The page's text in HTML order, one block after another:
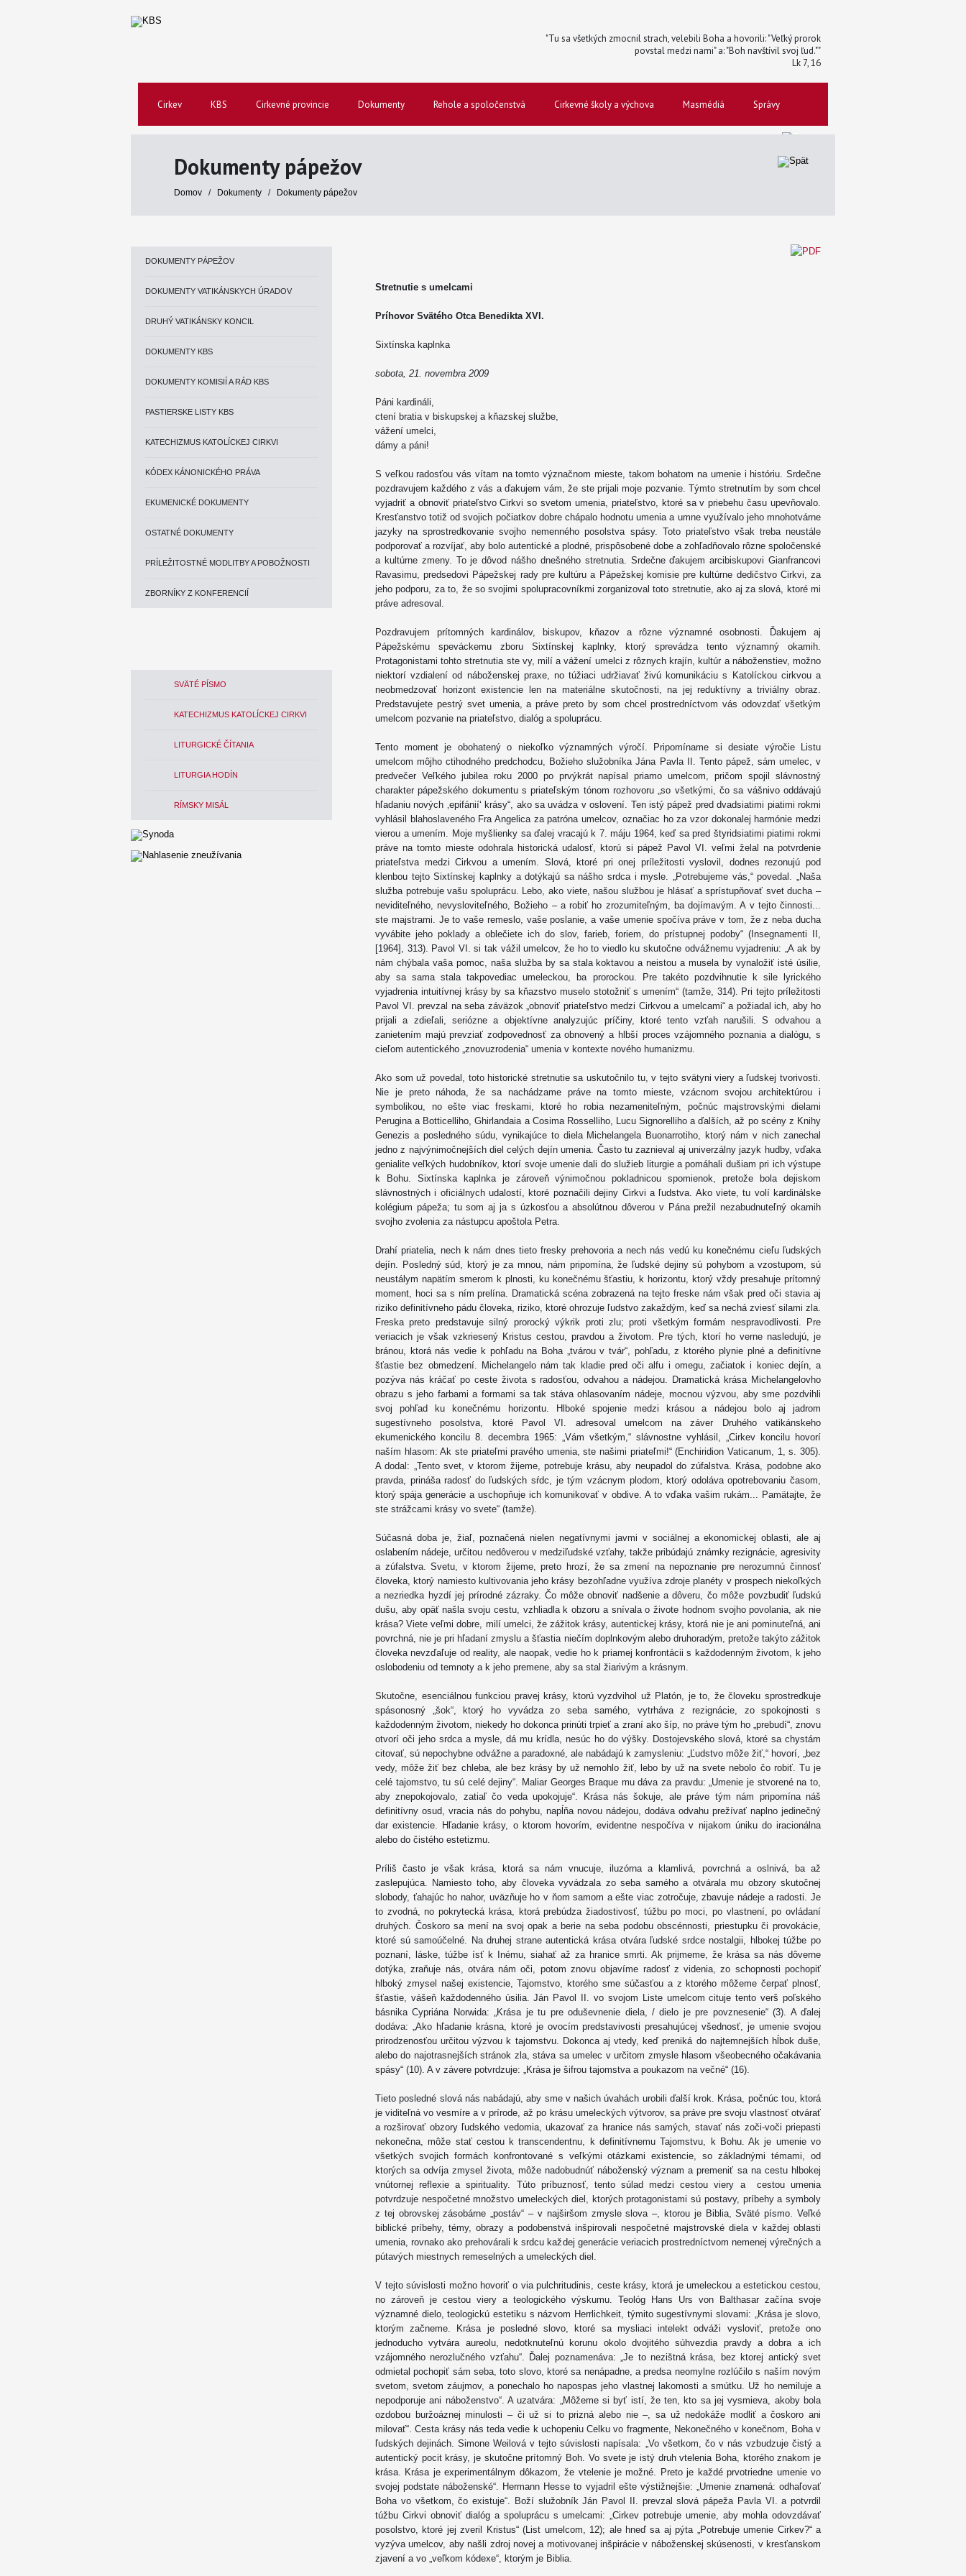
"Tu sa všetkých zmocnil strach, velebili Boha a hovorili: "Veľký prorok
povstal medzi nami" a: "Boh navštívil svoj ľud.""
Lk 7, 16
Cirkev KBS Cirkevné provincie Dokumenty Rehole a spoločenstvá Cirkevné školy a výchova Masmédiá Správy
Dokumenty pápežov
Domov / Dokumenty / Dokumenty pápežov
DOKUMENTY PÁPEŽOV
DOKUMENTY VATIKÁNSKYCH ÚRADOV
DRUHÝ VATIKÁNSKY KONCIL
DOKUMENTY KBS
DOKUMENTY KOMISIÍ A RÁD KBS
PASTIERSKE LISTY KBS
KATECHIZMUS KATOLÍCKEJ CIRKVI
KÓDEX KÁNONICKÉHO PRÁVA
EKUMENICKÉ DOKUMENTY
OSTATNÉ DOKUMENTY
PRÍLEŽITOSTNÉ MODLITBY A POBOŽNOSTI
ZBORNÍKY Z KONFERENCIÍ
SVÄTÉ PÍSMO
KATECHIZMUS KATOLÍCKEJ CIRKVI
LITURGICKÉ ČÍTANIA
LITURGIA HODÍN
RÍMSKY MISÁL
Stretnutie s umelcami
Príhovor Svätého Otca Benedikta XVI.
Sixtínska kaplnka
sobota, 21. novembra 2009
Páni kardináli,
ctení bratia v biskupskej a kňazskej službe,
vážení umelci,
dámy a páni!
S veľkou radosťou vás vítam na tomto význačnom mieste, takom bohatom na umenie i históriu. Srdečne
pozdravujem každého z vás a ďakujem vám, že ste prijali moje pozvanie. Týmto stretnutím by som chcel
vyjadriť a obnoviť priateľstvo Cirkvi so svetom umenia, priateľstvo, ktoré sa v priebehu času upevňovalo.
Kresťanstvo totiž od svojich počiatkov dobre chápalo hodnotu umenia a umne využívalo jeho mnohotvárne
jazyky na sprostredkovanie svojho nemenného posolstva spásy. Toto priateľstvo však treba neustále
podporovať a rozvíjať, aby bolo autentické a plodné, prispôsobené dobe a zohľadňovalo rôzne spoločenské
a kultúrne zmeny. To je dôvod nášho dnešného stretnutia. Srdečne ďakujem arcibiskupovi Gianfrancovi
Ravasimu, predsedovi Pápežskej rady pre kultúru a Pápežskej komisie pre kultúrne dedičstvo Cirkvi, za
jeho podporu, za to, že so svojimi spolupracovníkmi zorganizoval toto stretnutie, ako aj za slová, ktoré mi
práve adresoval.
Pozdravujem prítomných kardinálov, biskupov, kňazov a rôzne významné osobnosti. Ďakujem aj
Pápežskému speváckemu zboru Sixtínskej kaplnky, ktorý sprevádza tento významný okamih.
Protagonistami tohto stretnutia ste vy, milí a vážení umelci z rôznych krajín, kultúr a náboženstiev, možno
niektorí vzdialení od náboženskej praxe, no túžiaci udržiavať živú komunikáciu s Katolíckou cirkvou a
neobmedzovať horizont existencie len na materiálne skutočnosti, na jej reduktívny a triviálny obraz.
Predstavujete pestrý svet umenia, a práve preto by som chcel prostredníctvom vás odovzdať všetkým
umelcom pozvanie na priateľstvo, dialóg a spoluprácu.
Tento moment je obohatený o niekoľko významných výročí. Pripomíname si desiate výročie Listu
umelcom môjho ctihodného predchodcu, Božieho služobníka Jána Pavla II. Tento pápež, sám umelec, v
predvečer Veľkého jubilea roku 2000 po prvýkrát napísal priamo umelcom, pričom spojil slávnostný
charakter pápežského dokumentu s priateľským tónom rozhovoru „so všetkými, čo sa vášnivo oddávajú
hľadaniu nových ‚epifánií‘ krásy“, ako sa uvádza v oslovení. Ten istý pápež pred dvadsiatimi piatimi rokmi
vyhlásil blahoslaveného Fra Angelica za patróna umelcov, označiac ho za vzor dokonalej harmónie medzi
vierou a umením. Moje myšlienky sa ďalej vracajú k 7. máju 1964, keď sa pred štyridsiatimi piatimi rokmi
práve na tomto mieste odohrala historická udalosť, ktorú si pápež Pavol VI. veľmi želal na potvrdenie
priateľstva medzi Cirkvou a umením. Slová, ktoré pri onej príležitosti vyslovil, dodnes rezonujú pod
klenbou tejto Sixtínskej kaplnky a dotýkajú sa nášho srdca i mysle. „Potrebujeme vás,“ povedal. „Naša
služba potrebuje vašu spoluprácu. Lebo, ako viete, našou službou je hlásať a sprístupňovať svet ducha –
neviditeľného, nevysloviteľného, Božieho – a robiť ho zrozumiteľným, ba dojímavým. A v tejto činnosti...
ste majstrami. Je to vaše remeslo, vaše poslanie, a vaše umenie spočíva práve v tom, že z neba ducha
vyvábite jeho poklady a oblečiete ich do slov, farieb, foriem, do prístupnej podoby“ (Insegnamenti II,
[1964], 313). Pavol VI. si tak vážil umelcov, že ho to viedlo ku skutočne odvážnemu vyjadreniu: „A ak by
nám chýbala vaša pomoc, naša služba by sa stala koktavou a neistou a musela by vynaložiť isté úsilie,
aby sa sama stala takpovediac umeleckou, ba prorockou. Pre takéto pozdvihnutie k sile lyrického
vyjadrenia intuitívnej krásy by sa kňazstvo muselo stotožniť s umením“ (tamže, 314). Pri tejto príležitosti
Pavol VI. prevzal na seba záväzok „obnoviť priateľstvo medzi Cirkvou a umelcami“ a požiadal ich, aby ho
prijali a zdieľali, seriózne a objektívne analyzujúc príčiny, ktoré tento vzťah narušili. S odvahou a
zanietením majú prevziať zodpovednosť za obnovený a hlbší proces vzájomného poznania a dialógu, s
cieľom autentického „znovuzrodenia“ umenia v kontexte nového humanizmu.
Ako som už povedal, toto historické stretnutie sa uskutočnilo tu, v tejto svätyni viery a ľudskej tvorivosti.
Nie je preto náhoda, že sa nachádzame práve na tomto mieste, vzácnom svojou architektúrou i
symbolikou, no ešte viac freskami, ktoré ho robia nezameniteľným, počnúc majstrovskými dielami
Perugina a Botticelliho, Ghirlandaia a Cosima Rosselliho, Lucu Signorelliho a ďalších, až po scény z Knihy
Genezis a posledného súdu, vynikajúce to diela Michelangela Buonarrotiho, ktorý nám v nich zanechal
jedno z najvýnimočnejších diel celých dejín umenia. Často tu zaznieval aj univerzálny jazyk hudby, vďaka
genialite veľkých hudobníkov, ktorí svoje umenie dali do služieb liturgie a pomáhali dušiam pri ich výstupe
k Bohu. Sixtínska kaplnka je zároveň výnimočnou pokladnicou spomienok, pretože bola dejiskom
slávnostných i oficiálnych udalostí, ktoré poznačili dejiny Cirkvi a ľudstva. Ako viete, tu volí kardinálske
kolégium pápeža; tu som aj ja s úzkosťou a absolútnou dôverou v Pána prežil nezabudnuteľný okamih
svojho zvolenia za nástupcu apoštola Petra.
Drahí priatelia, nech k nám dnes tieto fresky prehovoria a nech nás vedú ku konečnému cieľu ľudských
dejín. Posledný súd, ktorý je za mnou, nám pripomína, že ľudské dejiny sú pohybom a vzostupom, sú
neustálym napätím smerom k plnosti, ku konečnému šťastiu, k horizontu, ktorý vždy presahuje prítomný
moment, hoci sa s ním prelína. Dramatická scéna zobrazená na tejto freske nám však pred oči stavia aj
riziko definitívneho pádu človeka, riziko, ktoré ohrozuje ľudstvo zakaždým, keď sa nechá zviesť silami zla.
Freska preto predstavuje silný prorocký výkrik proti zlu; proti všetkým formám nespravodlivosti. Pre
veriacich je však vzkriesený Kristus cestou, pravdou a životom. Pre tých, ktorí ho verne nasledujú, je
bránou, ktorá nás vedie k pohľadu na Boha „tvárou v tvár“, pohľadu, z ktorého plynie plné a definitívne
šťastie bez obmedzení. Michelangelo nám tak kladie pred oči alfu i omegu, začiatok i koniec dejín, a
pozýva nás kráčať po ceste života s radosťou, odvahou a nádejou. Dramatická krása Michelangelovho
obrazu s jeho farbami a formami sa tak stáva ohlasovaním nádeje, mocnou výzvou, aby sme pozdvihli
svoj pohľad ku konečnému horizontu. Hlboké spojenie medzi krásou a nádejou bolo aj jadrom
sugestívneho posolstva, ktoré Pavol VI. adresoval umelcom na záver Druhého vatikánskeho
ekumenického koncilu 8. decembra 1965: „Vám všetkým,“ slávnostne vyhlásil, „Cirkev koncilu hovorí
naším hlasom: Ak ste priateľmi pravého umenia, ste našimi priateľmi!“ (Enchiridion Vaticanum, 1, s. 305).
A dodal: „Tento svet, v ktorom žijeme, potrebuje krásu, aby neupadol do zúfalstva. Krása, podobne ako
pravda, prináša radosť do ľudských sŕdc, je tým vzácnym plodom, ktorý odoláva opotrebovaniu časom,
ktorý spája generácie a uschopňuje ich komunikovať v obdive. A to vďaka vašim rukám... Pamätajte, že
ste strážcami krásy vo svete“ (tamže).
Súčasná doba je, žiaľ, poznačená nielen negatívnymi javmi v sociálnej a ekonomickej oblasti, ale aj
oslabením nádeje, určitou nedôverou v medziľudské vzťahy, takže pribúdajú známky rezignácie, agresivity
a zúfalstva. Svetu, v ktorom žijeme, preto hrozí, že sa zmení na nepoznanie pre nerozumnú činnosť
človeka, ktorý namiesto kultivovania jeho krásy bezohľadne využíva zdroje planéty v prospech niekoľkých
a nezriedka hyzdí jej prírodné zázraky. Čo môže obnoviť nadšenie a dôveru, čo môže povzbudiť ľudskú
dušu, aby opäť našla svoju cestu, vzhliadla k obzoru a snívala o živote hodnom svojho povolania, ak nie
krása? Viete veľmi dobre, milí umelci, že zážitok krásy, autentickej krásy, ktorá nie je ani pominuteľná, ani
povrchná, nie je pri hľadaní zmyslu a šťastia niečím doplnkovým alebo druhoradým, pretože takýto zážitok
človeka nevzďaľuje od reality, ale naopak, vedie ho k priamej konfrontácii s každodenným životom, k jeho
oslobodeniu od temnoty a k jeho premene, aby sa stal žiarivým a krásnym.
Skutočne, esenciálnou funkciou pravej krásy, ktorú vyzdvihol už Platón, je to, že človeku sprostredkuje
spásonosný „šok“, ktorý ho vyvádza zo seba samého, vytrháva z rezignácie, zo spokojnosti s
každodenným životom, niekedy ho dokonca prinúti trpieť a zraní ako šíp, no práve tým ho „prebudí“, znovu
otvorí oči jeho srdca a mysle, dá mu krídla, nesúc ho do výšky. Dostojevského slová, ktoré sa chystám
citovať, sú nepochybne odvážne a paradoxné, ale nabádajú k zamysleniu: „Ľudstvo môže žiť,“ hovorí, „bez
vedy, môže žiť bez chleba, ale bez krásy by už nemohlo žiť, lebo by už na svete nebolo čo robiť. Tu je
celé tajomstvo, tu sú celé dejiny“. Maliar Georges Braque mu dáva za pravdu: „Umenie je stvorené na to,
aby znepokojovalo, zatiaľ čo veda upokojuje“. Krása nás šokuje, ale práve tým nám pripomína náš
definitívny osud, vracia nás do pohybu, napĺňa novou nádejou, dodáva odvahu prežívať naplno jedinečný
dar existencie. Hľadanie krásy, o ktorom hovorím, evidentne nespočíva v nijakom úniku do iracionálna
alebo do čistého estetizmu.
Príliš často je však krása, ktorá sa nám vnucuje, iluzórna a klamlivá, povrchná a oslnivá, ba až
zaslepujúca. Namiesto toho, aby človeka vyvádzala zo seba samého a otvárala mu obzory skutočnej
slobody, ťahajúc ho nahor, uväzňuje ho v ňom samom a ešte viac zotročuje, zbavuje nádeje a radosti. Je
to zvodná, no pokrytecká krása, ktorá prebúdza žiadostivosť, túžbu po moci, po vlastnení, po ovládaní
druhých. Čoskoro sa mení na svoj opak a berie na seba podobu obscénnosti, priestupku či provokácie,
ktoré sú samoúčelné. Na druhej strane autentická krása otvára ľudské srdce nostalgii, hlbokej túžbe po
poznaní, láske, túžbe ísť k Inému, siahať až za hranice smrti. Ak prijmeme, že krása sa nás dôverne
dotýka, zraňuje nás, otvára nám oči, potom znovu objavíme radosť z videnia, zo schopnosti pochopiť
hlboký zmysel našej existencie, Tajomstvo, ktorého sme súčasťou a z ktorého môžeme čerpať plnosť,
šťastie, vášeň každodenného úsilia. Ján Pavol II. vo svojom Liste umelcom cituje tento verš poľského
básnika Cypriána Norwida: „Krása je tu pre oduševnenie diela, / dielo je pre povznesenie“ (3). A ďalej
dodáva: „Ako hľadanie krásna, ktoré je ovocím predstavivosti presahujúcej všednosť, je umenie svojou
prirodzenosťou určitou výzvou k tajomstvu. Dokonca aj vtedy, keď preniká do najtemnejších hĺbok duše,
alebo do najotrasnejších stránok zla, stáva sa umelec v určitom zmysle hlasom všeobecného očakávania
spásy“ (10). A v závere potvrdzuje: „Krása je šifrou tajomstva a poukazom na večné“ (16).
Tieto posledné slová nás nabádajú, aby sme v našich úvahách urobili ďalší krok. Krása, počnúc tou, ktorá
je viditeľná vo vesmíre a v prírode, až po krásu umeleckých výtvorov, sa práve pre svoju vlastnosť otvárať
a rozširovať obzory ľudského vedomia, ukazovať za hranice nás samých, stavať nás zoči-voči priepasti
nekonečna, môže stať cestou k transcendentnu, k definitívnemu Tajomstvu, k Bohu. Ak je umenie vo
všetkých svojich formách konfrontované s veľkými otázkami existencie, so základnými témami, od
ktorých sa odvíja zmysel života, môže nadobudnúť náboženský význam a premeniť sa na cestu hlbokej
vnútornej reflexie a spirituality. Túto príbuznosť, tento súlad medzi cestou viery a cestou umenia
potvrdzuje nespočetné množstvo umeleckých diel, ktorých protagonistami sú postavy, príbehy a symboly
z tej obrovskej zásobárne „postáv“ – v najširšom zmysle slova –, ktorou je Biblia, Sväté písmo. Veľké
biblické príbehy, témy, obrazy a podobenstvá inšpirovali nespočetné majstrovské diela v každej oblasti
umenia, rovnako ako prehovárali k srdcu každej generácie veriacich prostredníctvom nemenej výrečných a
pútavých miestnych remeselných a umeleckých diel.
V tejto súvislosti možno hovoriť o via pulchritudinis, ceste krásy, ktorá je umeleckou a estetickou cestou,
no zároveň je cestou viery a teologického výskumu. Teológ Hans Urs von Balthasar začína svoje
významné dielo, teologickú estetiku s názvom Herrlichkeit, týmito sugestívnymi slovami: „Krása je slovo,
ktorým začneme. Krása je posledné slovo, ktoré sa mysliaci intelekt odváži vysloviť, pretože ono
jednoducho vytvára aureolu, nedotknuteľnú korunu okolo dvojitého súhvezdia pravdy a dobra a ich
vzájomného nerozlučného vzťahu“. Ďalej poznamenáva: „Je to nezištná krása, bez ktorej antický svet
odmietal pochopiť sám seba, toto slovo, ktoré sa nenápadne, a predsa neomylne rozlúčilo s naším novým
svetom, svetom záujmov, a ponechalo ho napospas jeho vlastnej lakomosti a smútku. Už ho nemiluje a
nepodporuje ani náboženstvo“. A uzatvára: „Môžeme si byť istí, že ten, kto sa jej vysmieva, akoby bola
ozdobou buržoáznej minulosti – či už si to prizná alebo nie –, sa už nedokáže modliť a čoskoro ani
milovať“. Cesta krásy nás teda vedie k uchopeniu Celku vo fragmente, Nekonečného v konečnom, Boha v
ľudských dejinách. Simone Weilová v tejto súvislosti napísala: „Vo všetkom, čo v nás vzbudzuje čistý a
autentický pocit krásy, je skutočne prítomný Boh. Vo svete je istý druh vtelenia Boha, ktorého znakom je
krása. Krása je experimentálnym dôkazom, že vtelenie je možné. Preto je každé prvotriedne umenie vo
svojej podstate náboženské“. Hermann Hesse to vyjadril ešte výstižnejšie: „Umenie znamená: odhaľovať
Boha vo všetkom, čo existuje“. Boží služobník Ján Pavol II. prevzal slová pápeža Pavla VI. a potvrdil
túžbu Cirkvi obnoviť dialóg a spoluprácu s umelcami: „Cirkev potrebuje umenie, aby mohla odovzdávať
posolstvo, ktoré jej zveril Kristus“ (List umelcom, 12); ale hneď sa aj pýta „Potrebuje umenie Cirkev?“ a
vyzýva umelcov, aby našli zdroj novej a motivovanej inšpirácie v náboženskej skúsenosti, v kresťanskom
zjavení a vo „veľkom kódexe“, ktorým je Biblia.